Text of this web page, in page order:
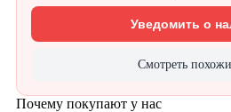
Уведомить о
Смотреть
Почему покупают у нас